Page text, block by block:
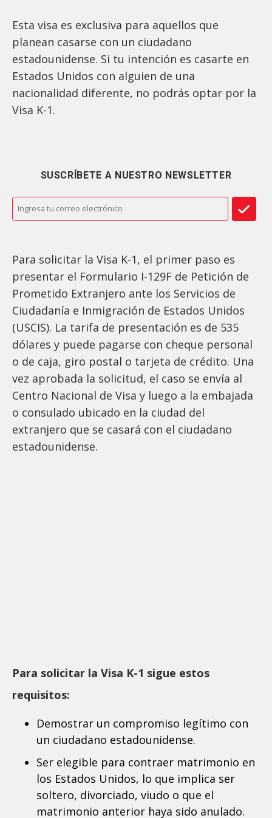
Esta visa es exclusiva para aquellos que
planean casarse con un ciudadano
estadounidense. Si tu intención es casarte en
Estados Unidos con alguien de una
nacionalidad diferente, no podrás optar por la
Visa K-1.
SUSCRÍBETE A NUESTRO NEWSLETTER
Para solicitar la Visa K-1, el primer paso es
presentar el Formulario I-129F de Petición de
Prometido Extranjero ante los Servicios de
Ciudadanía e Inmigración de Estados Unidos
(USCIS). La tarifa de presentación es de 535
dólares y puede pagarse con cheque personal
o de caja, giro postal o tarjeta de crédito. Una
vez aprobada la solicitud, el caso se envía al
Centro Nacional de Visa y luego a la embajada
o consulado ubicado en la ciudad del
extranjero que se casará con el ciudadano
estadounidense.
Para solicitar la Visa K-1 sigue estos
requisitos:
Demostrar un compromiso legítimo con
un ciudadano estadounidense.
Ser elegible para contraer matrimonio en
los Estados Unidos, lo que implica ser
soltero, divorciado, viudo o que el
matrimonio anterior haya sido anulado.